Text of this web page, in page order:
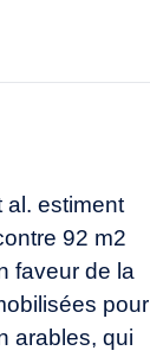
al. estiment
92 m2
faveur de la
pour
arables, qui